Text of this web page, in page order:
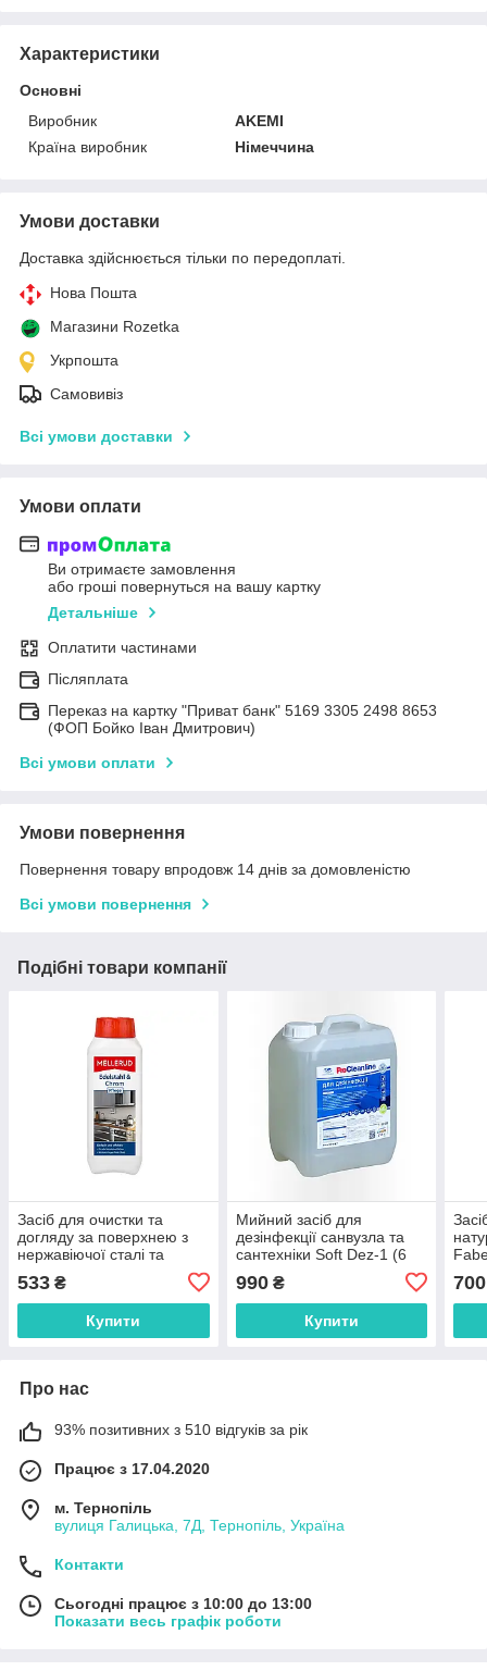
Характеристики
Основні
Виробник
AKEMI
Країна виробник
Німеччина
Умови доставки
Доставка здійснюється тільки по передоплаті.
Нова Пошта
Магазини Rozetka
Укрпошта
Самовивіз
Всі умови доставки
Умови оплати
Ви отримаєте замовлення
або гроші повернуться на вашу картку
Детальніше
Оплатити частинами
Післяплата
Переказ на картку "Приват банк" 5169 3305 2498 8653
(ФОП Бойко Іван Дмитрович)
Всі умови оплати
Умови повернення
Повернення товару впродовж 14 днів за домовленістю
Всі умови повернення
Подібні товари компанії
Засіб для очистки та
догляду за поверхнею з
нержавіючої сталі та
хрому 250 мл MELLERUD
(2001001780)
533 ₴
Купити
Мийний засіб для
дезінфекції санвузла та
сантехніки Soft Dez-1 (6
990₴
Купити
700
Про нас
93% позитивних з 510 відгуків за рік
Працює з 17.04.2020
м. Тернопіль
вулиця Галицька, 7Д, Тернопіль, Україна
Контакти
Сьогодні працює з 10:00 до 13:00
Показати весь графік роботи